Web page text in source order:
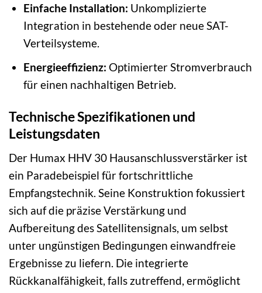
Einfache Installation: Unkomplizierte
Integration in bestehende oder neue SAT-
Verteilsysteme.
Energieeffizienz: Optimierter Stromverbrauch
für einen nachhaltigen Betrieb.
Technische Spezifikationen und
Leistungsdaten
Der Humax HHV 30 Hausanschlussverstärker ist
ein Paradebeispiel für fortschrittliche
Empfangstechnik. Seine Konstruktion fokussiert
sich auf die präzise Verstärkung und
Aufbereitung des Satellitensignals, um selbst
unter ungünstigen Bedingungen einwandfreie
Ergebnisse zu liefern. Die integrierte
Rückkanalfähigkeit, falls zutreffend, ermöglicht